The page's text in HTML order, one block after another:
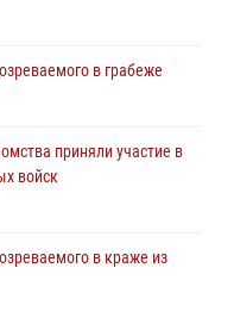
в грабеже
приняли участие в
войск
в краже из